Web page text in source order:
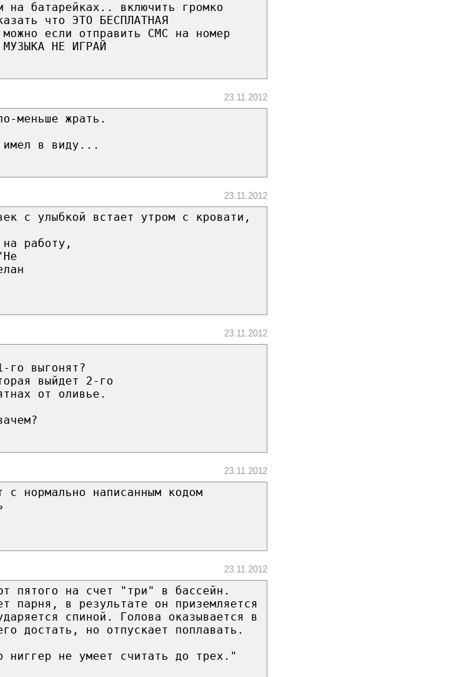
на батарейках.. включить громко
что ЭТО БЕСПЛАТНАЯ
если отправить СМС на номер
НЕ ИГРАЙ
23.11.2012
меньше жрать.
в виду...
23.11.2012
с улыбкой встает утром с кровати,
работу,
23.11.2012
го выгонят?
выйдет 2-го
от оливье.
23.11.2012
нормально написанным кодом
23.11.2012
пятого на счет "три" в бассейн.
парня, в результате он приземляется
спиной. Голова оказывается в
достать, но отпускает поплавать.
ниггер не умеет считать до трех."